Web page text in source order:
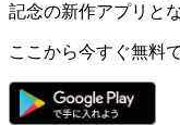
記念の新作アプリ と
ここから今すぐ無料